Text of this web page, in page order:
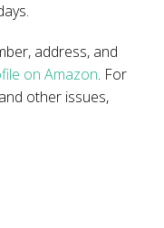
address, and
on Amazon. For
other issues,